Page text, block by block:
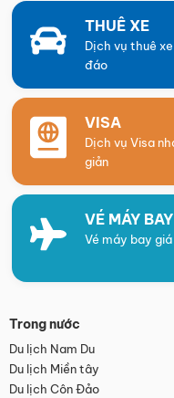
THUÊ XE
Dịch vụ thuê
đáo
VISA
Dịch vụ Visa
giản
VÉ MÁY BAY
Vé máy bay
Trong nước
Du lịch Nam Du
Du lịch Miền tây
Du lịch Côn Đảo